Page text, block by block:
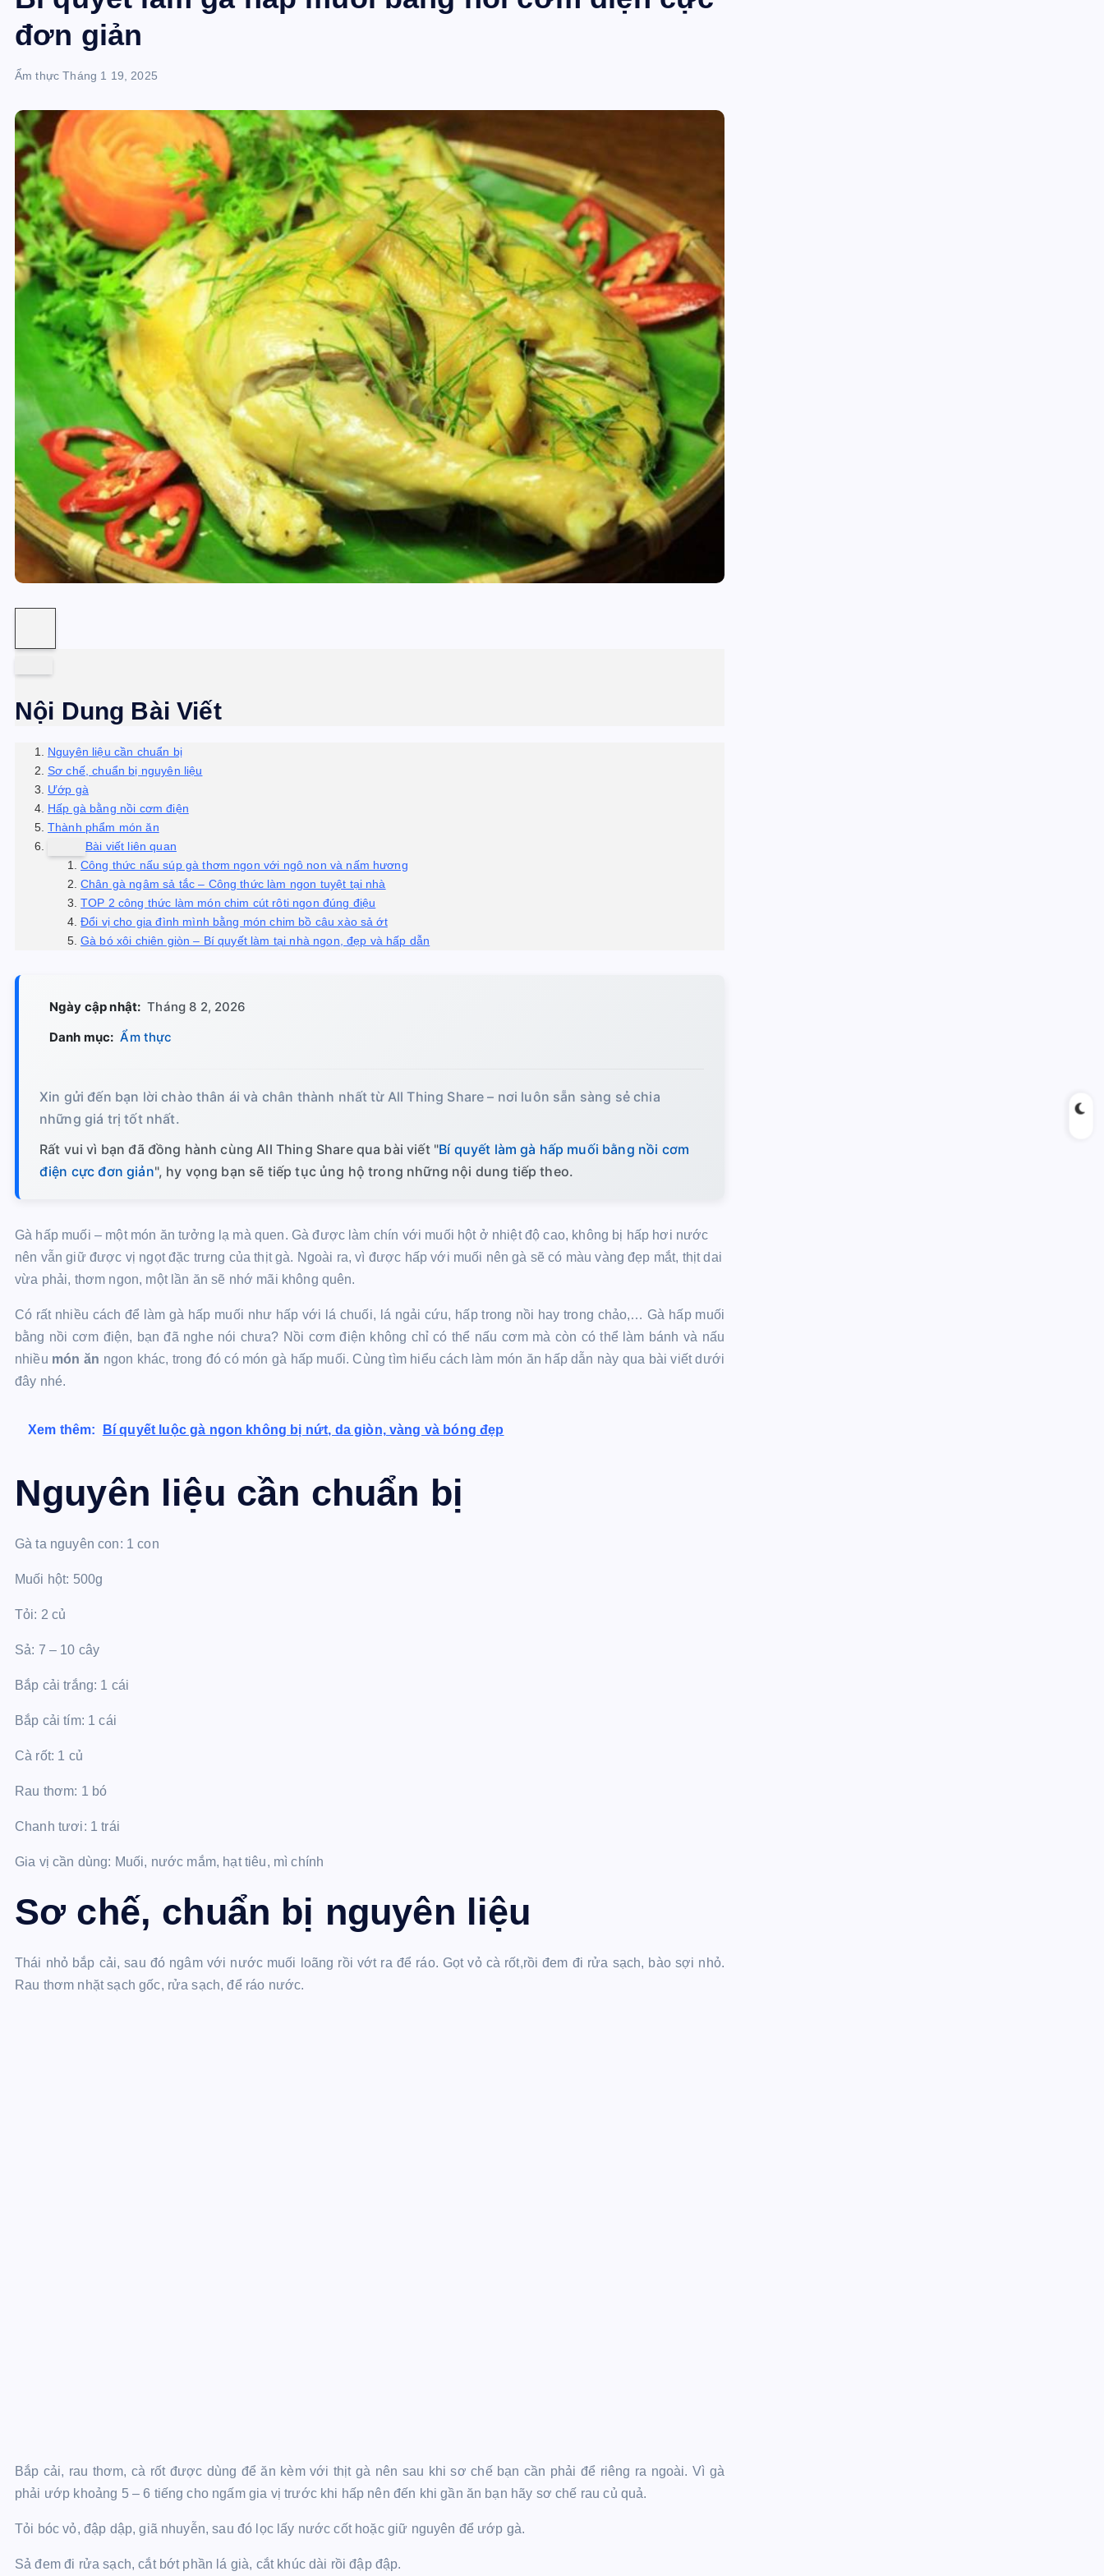
đơn giản
Ẩm thực Tháng 1 19, 2025
Nội Dung Bài Viết
Nguyên liệu cần chuẩn bị
Sơ chế, chuẩn bị nguyên liệu
Ướp gà
Hấp gà bằng nồi cơm điện
Thành phẩm món ăn
Bài viết liên quan
Công thức nấu súp gà thơm ngon với ngô non và nấm hương
Chân gà ngâm sả tắc – Công thức làm ngon tuyệt tại nhà
TOP 2 công thức làm món chim cút rôti ngon đúng điệu
Đổi vị cho gia đình mình bằng món chim bồ câu xào sả ớt
Gà bó xôi chiên giòn – Bí quyết làm tại nhà ngon, đẹp và hấp dẫn
Ngày cập nhật: Tháng 8 2, 2026
Danh mục: Ẩm thực
Xin gửi đến bạn lời chào thân ái và chân thành nhất từ All Thing Share – nơi luôn sẵn sàng sẻ chia
những giá trị tốt nhất.
Rất vui vì bạn đã đồng hành cùng All Thing Share qua bài viết "Bí quyết làm gà hấp muối bằng nồi cơm
điện cực đơn giản", hy vọng bạn sẽ tiếp tục ủng hộ trong những nội dung tiếp theo.
Gà hấp muối – một món ăn tưởng lạ mà quen. Gà được làm chín với muối hột ở nhiệt độ cao, không bị hấp hơi nước
nên vẫn giữ được vị ngọt đặc trưng của thịt gà. Ngoài ra, vì được hấp với muối nên gà sẽ có màu vàng đẹp mắt, thịt dai
vừa phải, thơm ngon, một lần ăn sẽ nhớ mãi không quên.
Có rất nhiều cách để làm gà hấp muối như hấp với lá chuối, lá ngải cứu, hấp trong nồi hay trong chảo,… Gà hấp muối
bằng nồi cơm điện, bạn đã nghe nói chưa? Nồi cơm điện không chỉ có thể nấu cơm mà còn có thể làm bánh và nấu
nhiều món ăn ngon khác, trong đó có món gà hấp muối. Cùng tìm hiểu cách làm món ăn hấp dẫn này qua bài viết dưới
đây nhé.
Xem thêm: Bí quyết luộc gà ngon không bị nứt, da giòn, vàng và bóng đẹp
Nguyên liệu cần chuẩn bị
Gà ta nguyên con: 1 con
Muối hột: 500g
Tỏi: 2 củ
Sả: 7 – 10 cây
Bắp cải trắng: 1 cái
Bắp cải tím: 1 cái
Cà rốt: 1 củ
Rau thơm: 1 bó
Chanh tươi: 1 trái
Gia vị cần dùng: Muối, nước mắm, hạt tiêu, mì chính
Sơ chế, chuẩn bị nguyên liệu
Thái nhỏ bắp cải, sau đó ngâm với nước muối loãng rồi vớt ra để ráo. Gọt vỏ cà rốt,rồi đem đi rửa sạch, bào sợi nhỏ.
Rau thơm nhặt sạch gốc, rửa sạch, để ráo nước.
Bắp cải, rau thơm, cà rốt được dùng để ăn kèm với thịt gà nên sau khi sơ chế bạn cần phải để riêng ra ngoài. Vì gà
phải ướp khoảng 5 – 6 tiếng cho ngấm gia vị trước khi hấp nên đến khi gần ăn bạn hãy sơ chế rau củ quả.
Tỏi bóc vỏ, đập dập, giã nhuyễn, sau đó lọc lấy nước cốt hoặc giữ nguyên để ướp gà.
Sả đem đi rửa sạch, cắt bớt phần lá già, cắt khúc dài rồi đập đập.